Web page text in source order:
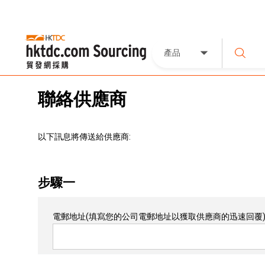
產品
聯絡供應商
以下訊息將傳送給供應商:
步驟一
電郵地址(填寫您的公司電郵地址以獲取供應商的迅速回覆)